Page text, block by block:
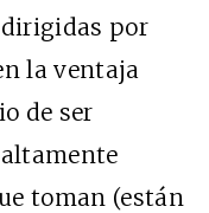
por
la ventaja
de ser
toman (están